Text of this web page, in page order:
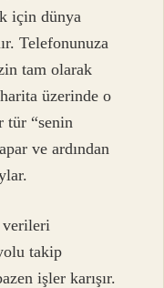
için dünya
Telefonunuza
tam olarak
üzerinde o
tür “senin
ve ardından
verileri
takip
işler karışır.